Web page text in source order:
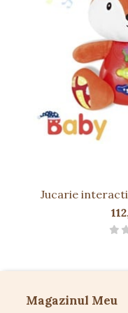
Jucarie
lumini
Magazinul Meu